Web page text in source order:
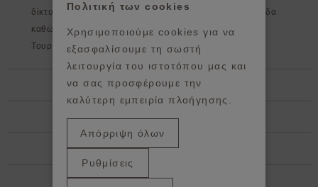
δίκτυο της σε επιλεγμένα καταστήματα σε όλη την Ελλάδα
καθώς και στο εξωτερικό - Κύπρος, Αγγλία, Ισπανία,
Τουρκία, Πορτογαλία, Ιρλανδία, Γερμανία.
Βοήθεια
Showroom / κεντρικά Γραφεία
Πολιτική των cookies
Χρησιμοποιούμε cookies για να
εξασφαλίσουμε τη σωστή
λειτουργία του ιστοτόπου μας και
να σας προσφέρουμε την
καλύτερη εμπειρία πλοήγησης.
Απόρριψη όλων
Ρυθμίσεις